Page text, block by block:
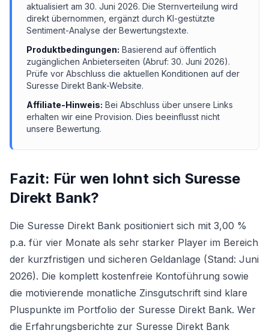
aktualisiert am 30. Juni 2026. Die Sternverteilung wird
direkt übernommen, ergänzt durch KI-gestützte
Sentiment-Analyse der Bewertungstexte.
Produktbedingungen: Basierend auf öffentlich
zugänglichen Anbieterseiten (Abruf: 30. Juni 2026).
Prüfe vor Abschluss die aktuellen Konditionen auf der
Suresse Direkt Bank-Website.
Affiliate-Hinweis: Bei Abschluss über unsere Links
erhalten wir eine Provision. Dies beeinflusst nicht
unsere Bewertung.
Fazit: Für wen lohnt sich Suresse
Direkt Bank?
Die Suresse Direkt Bank positioniert sich mit 3,00 %
p.a. für vier Monate als sehr starker Player im Bereich
der kurzfristigen und sicheren Geldanlage (Stand: Juni
2026). Die komplett kostenfreie Kontoführung sowie
die motivierende monatliche Zinsgutschrift sind klare
Pluspunkte im Portfolio der Suresse Direkt Bank. Wer
die Erfahrungsberichte zur Suresse Direkt Bank